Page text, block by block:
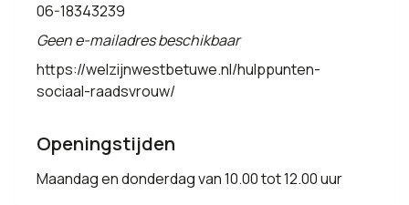
06-18343239
Geen e-mailadres beschikbaar
https://welzijnwestbetuwe.nl/hulppunten-
sociaal-raadsvrouw/
Openingstijden
Maandag en donderdag van 10.00 tot 12.00 uur